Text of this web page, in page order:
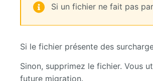
Si un fichier ne fait pas
Si le fichier présente des
Sinon, supprimez le fichier. Vous
future migration.